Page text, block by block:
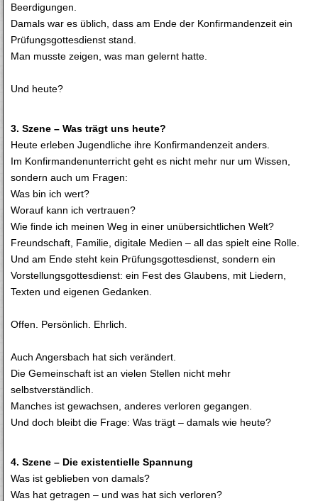
Beerdigungen.
Damals war es üblich, dass am Ende der Konfirmandenzeit ein
Prüfungsgottesdienst stand.
Man musste zeigen, was man gelernt hatte.
Und heute?
3. Szene – Was trägt uns heute?
Heute erleben Jugendliche ihre Konfirmandenzeit anders.
Im Konfirmandenunterricht geht es nicht mehr nur um Wissen,
sondern auch um Fragen:
Was bin ich wert?
Worauf kann ich vertrauen?
Wie finde ich meinen Weg in einer unübersichtlichen Welt?
Freundschaft, Familie, digitale Medien – all das spielt eine Rolle.
Und am Ende steht kein Prüfungsgottesdienst, sondern ein
Vorstellungsgottesdienst: ein Fest des Glaubens, mit Liedern,
Texten und eigenen Gedanken.
Offen. Persönlich. Ehrlich.
Auch Angersbach hat sich verändert.
Die Gemeinschaft ist an vielen Stellen nicht mehr
selbstverständlich.
Manches ist gewachsen, anderes verloren gegangen.
Und doch bleibt die Frage: Was trägt – damals wie heute?
4. Szene – Die existentielle Spannung
Was ist geblieben von damals?
Was hat getragen – und was hat sich verloren?